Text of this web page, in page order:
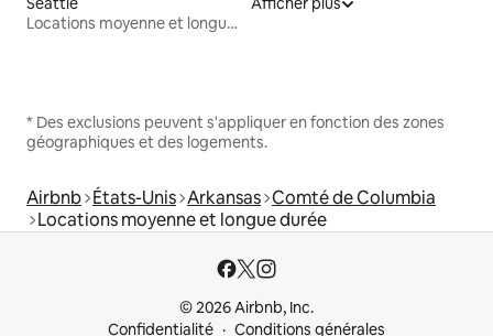
Locations moyenne et longue durée
* Des exclusions peuvent s'appliquer en fonction des zones
géographiques et des logements.
Airbnb États-Unis Arkansas Comté de Columbia
Locations moyenne et longue durée
© 2026 Airbnb, Inc.
Confidentialité
Conditions générales